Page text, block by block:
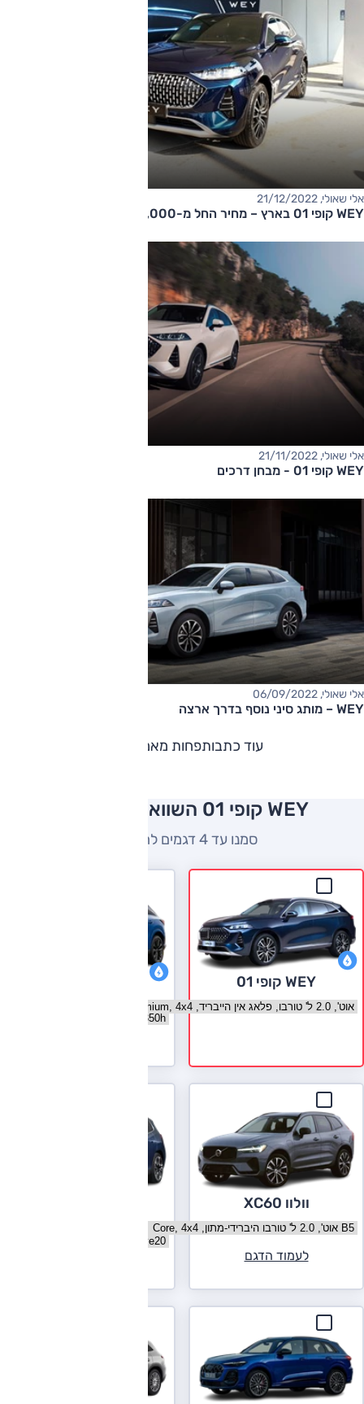
אלי שאולי, 21/12/2022
WEY קופי 01 בארץ – מחיר החל מ-270,000 שקלים
אלי שאולי, 21/11/2022
WEY קופי 01 - מבחן דרכים
אלי שאולי, 06/09/2022
WEY – מותג סיני נוסף בדרך ארצה
עוד כתבותפחות מאמרים
WEY קופי 01 השוואה למתחרים
סמנו עד 4 דגמים להשוואה
WEY קופי 01
בחר גרסה WEY קופי 01
בחר גרסה לקסוס RX
וולוו XC60
בחר גרסה וולוו XC60
לעמוד הדגם
בחר גרסה ב.מ.וו X3